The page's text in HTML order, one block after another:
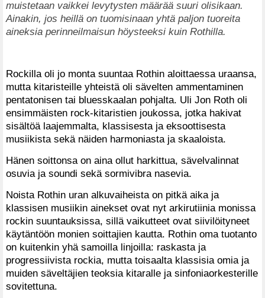
muistetaan vaikkei levytysten määrää suuri olisikaan.
Ainakin, jos heillä on tuomisinaan yhtä paljon tuoreita
aineksia perinneilmaisun höysteeksi kuin Rothilla.
Rockilla oli jo monta suuntaa Rothin aloittaessa uraansa,
mutta kitaristeille yhteistä oli sävelten ammentaminen
pentatonisen tai bluesskaalan pohjalta. Uli Jon Roth oli
ensimmäisten rock-kitaristien joukossa, jotka hakivat
sisältöä laajemmalta, klassisesta ja eksoottisesta
musiikista sekä näiden harmoniasta ja skaaloista.
Hänen soittonsa on aina ollut harkittua, sävelvalinnat
osuvia ja soundi sekä sormivibra nasevia.
Noista Rothin uran alkuvaiheista on pitkä aika ja
klassisen musiikin ainekset ovat nyt arkirutiinia monissa
rockin suuntauksissa, sillä vaikutteet ovat siivilöityneet
käytäntöön monien soittajien kautta. Rothin oma tuotanto
on kuitenkin yhä samoilla linjoilla: raskasta ja
progressiivista rockia, mutta toisaalta klassisia omia ja
muiden säveltäjien teoksia kitaralle ja sinfoniaorkesterille
sovitettuna.